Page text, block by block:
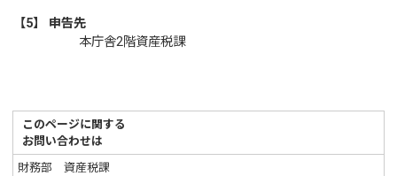
【5】
申告先
本庁舎2階資産税課
このページに関する
お問い合わせは
財務部 資産税課